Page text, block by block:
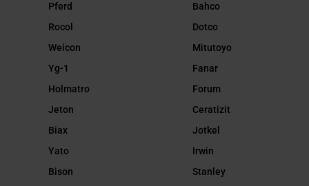
Pferd
Rocol
Weicon
Yg-1
Holmatro
Jeton
Biax
Yato
Bison
Bahco
Dotco
Mitutoyo
Fanar
Forum
Ceratizit
Jotkel
Irwin
Stanley